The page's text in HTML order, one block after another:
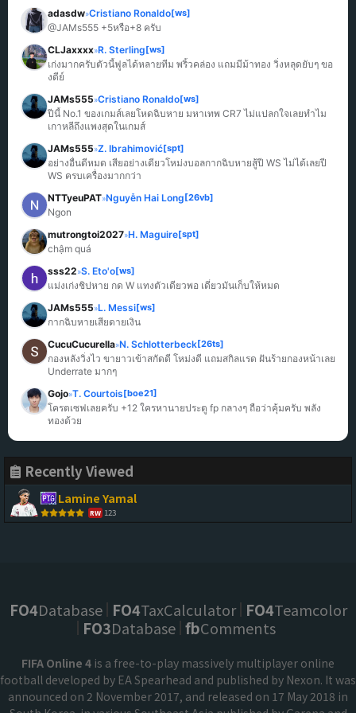
adasdw»Cristiano Ronaldo[ws]
@JAMs555 +5หรือ+8 ครับ
CLJaxxxx»R. Sterling[ws]
เก่งมากครับตัวนี้ฟูลได้หลายทีม พริ้วคล่อง แถมมีม้าทอง วิ่งหลุดยับๆ ขอ
งดีย์
JAMs555»Cristiano Ronaldo[ws]
ปีนี้ No.1 ของเกมส์เลยโหดฉิบหาย มหาเทพ CR7 ไม่แปลกใจเลยทำไม
เกาหลีถึงแพงสุดในเกมส์
JAMs555»Z. Ibrahimović[spt]
อย่างอื่นดีหมด เสียอย่างเดียวโหม่งบอลกากฉิบหายสู้ปี WS ไม่ได้เลยปี
WS ครบเครื่องมากกว่า
NTTyeuPAT»Nguyễn Hai Long [26vb]
Ngon
mutrongtoi2027»H. Maguire[spt]
chậm quá
sss22»S. Eto'o[ws]
แม่งเก่งชิปหาย กด W แทงตัวเดียวพอ เดี๋ยวมันเก็บให้หมด
JAMs555»L. Messi[ws]
กากฉิบหายเสียดายเงิน
CucuCucurella»N. Schlotterbeck[26ts]
กองหลังวิ่งไว ขายาวเข้าสกัดดี โหม่งดี แถมสกิลแรด ฝันร้ายกองหน้าเลย
Underrate มากๆ
Gojo»T. Courtois[boe21]
โครตเซฟเลยครับ +12 ใครหานายประตู fp กลางๆ ถือว่าคุ้มครับ พลัง
ทองด้วย
Recently Viewed
Lamine Yamal
RW 123
FO4Database FO4TaxCalculator FO4Teamcolor
FO3Database fbComments
FIFA Online 4 is a free-to-play massively multiplayer online
football developed by EA Spearhead and published by Nexon. It was
announced on 2 November 2017, and released on 17 May 2018 in